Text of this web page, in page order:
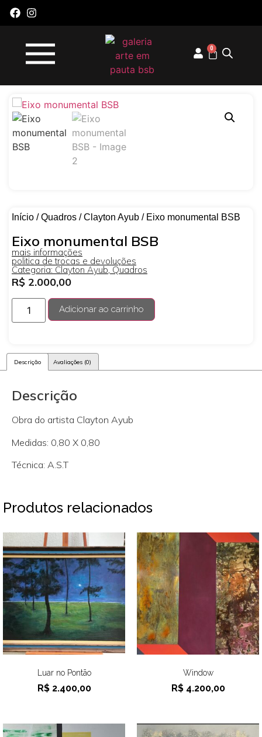
0
Início /Quadros /Clayton Ayub / Eixo monumental BSB
Eixo monumental BSB
mais informações
politica de trocas e devoluções
Categoria: Clayton Ayub, Quadros
R$ 2.000,00
Adicionar ao carrinho
Descrição Avaliações (0)
Descrição
Obra do artista Clayton Ayub
Medidas: 0,80 X 0,80
Técnica: A.S.T
Produtos relacionados
Luar no Pontão
R$2.400,00
Window
R$4.200,00